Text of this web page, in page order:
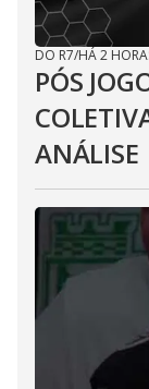
DO R7/HÁ 2
PÓS
ANÁLISE